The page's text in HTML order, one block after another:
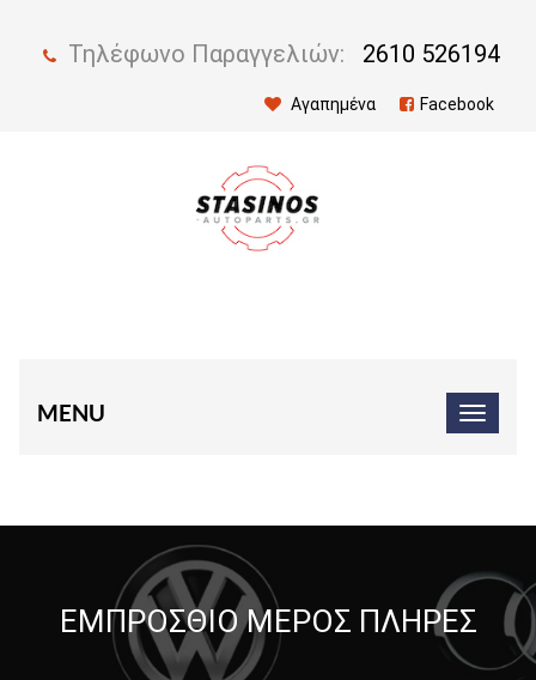
Τηλέφωνο Παραγγελιών: 2610 526194
Αγαπημένα Facebook
MENU
ΕΜΠΡΌΣΘΙΟ ΜΈΡΟΣ ΠΛΉΡΕΣ